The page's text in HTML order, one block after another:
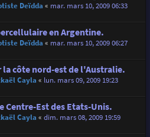
Deïdda « mar. mars 10, 2009 06:33
en Argentine.
Deïdda « mar. mars 10, 2009 06:27
la côte nord-est de l'Australie.
Cayla « lun. mars 09, 2009 19:23
Centre-Est des Etats-Unis.
Cayla « dim. mars 08, 2009 19:59